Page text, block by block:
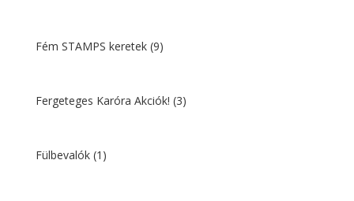
Fém STAMPS keretek (9)
Fergeteges Karóra Akciók! (3)
Fülbevalók (1)